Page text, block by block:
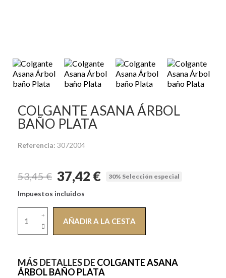
COLGANTE ASANA ÁRBOL
BAÑO PLATA
Referencia 3072004
53,45 € 37,42 € 30% Selección especial
Impuestos incluidos
AÑADIR A LA CESTA
MÁS DETALLES DE COLGANTE ASANA
ÁRBOL BAÑO PLATA